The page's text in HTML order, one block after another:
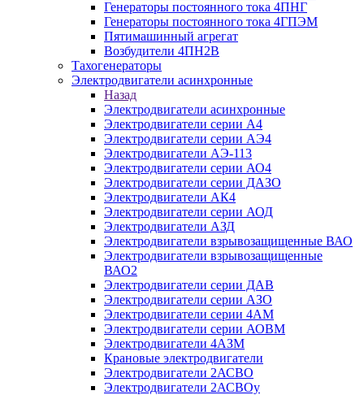
Генераторы постоянного тока 4ПНГ
Генераторы постоянного тока 4ГПЭМ
Пятимашинный агрегат
Возбудители 4ПН2В
Тахогенераторы
Электродвигатели асинхронные
Назад
Электродвигатели асинхронные
Электродвигатели серии А4
Электродвигатели серии АЭ4
Электродвигатели АЭ-113
Электродвигатели серии АО4
Электродвигатели серии ДАЗО
Электродвигатели АК4
Электродвигатели серии АОД
Электродвигатели АЗД
Электродвигатели взрывозащищенные ВАО
Электродвигатели взрывозащищенные
ВАО2
Электродвигатели серии ДАВ
Электродвигатели серии АЗО
Электродвигатели серии 4АМ
Электродвигатели серии АОВМ
Электродвигатели 4АЗМ
Крановые электродвигатели
Электродвигатели 2АСВО
Электродвигатели 2АСВОу